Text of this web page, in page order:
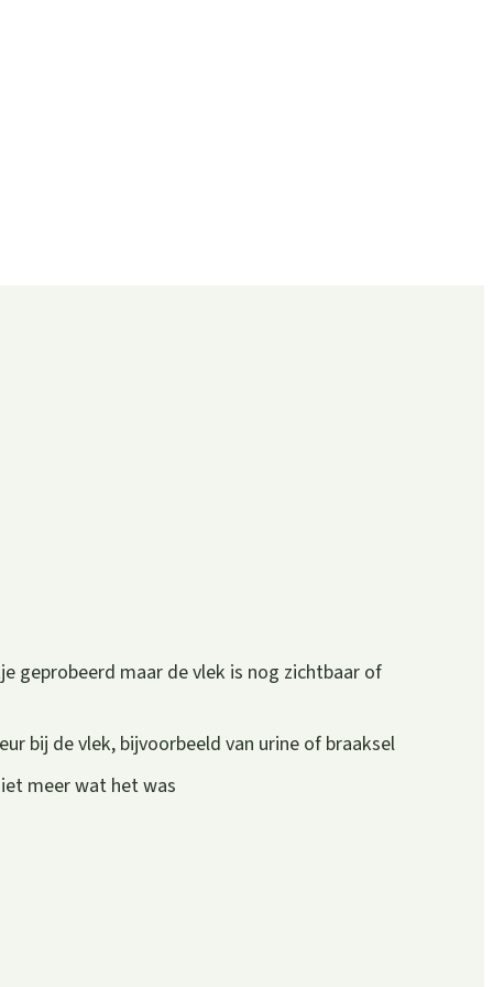
geprobeerd maar de vlek is nog zichtbaar of
bij de vlek, bijvoorbeeld van urine of braaksel
meer wat het was